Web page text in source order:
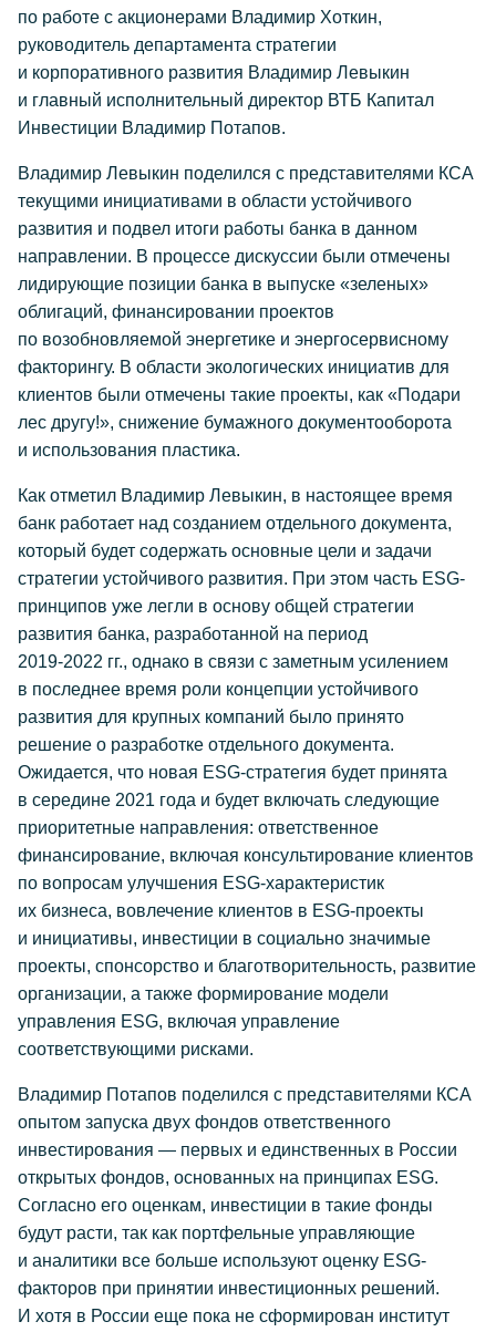
по работе с акционерами Владимир Хоткин,
руководитель департамента стратегии
и корпоративного развития Владимир Левыкин
и главный исполнительный директор ВТБ Капитал
Инвестиции Владимир Потапов.
Владимир Левыкин поделился с представителями КСА
текущими инициативами в области устойчивого
развития и подвел итоги работы банка в данном
направлении. В процессе дискуссии были отмечены
лидирующие позиции банка в выпуске «зеленых»
облигаций, финансировании проектов
по возобновляемой энергетике и энергосервисному
факторингу. В области экологических инициатив для
клиентов были отмечены такие проекты, как «Подари
лес другу!», снижение бумажного документооборота
и использования пластика.
Как отметил Владимир Левыкин, в настоящее время
банк работает над созданием отдельного документа,
который будет содержать основные цели и задачи
стратегии устойчивого развития. При этом часть ESG-
принципов уже легли в основу общей стратегии
развития банка, разработанной на период
2019-2022 гг., однако в связи с заметным усилением
в последнее время роли концепции устойчивого
развития для крупных компаний было принято
решение о разработке отдельного документа.
Ожидается, что новая ESG-стратегия будет принята
в середине 2021 года и будет включать следующие
приоритетные направления: ответственное
финансирование, включая консультирование клиентов
по вопросам улучшения ESG-характеристик
их бизнеса, вовлечение клиентов в ESG-проекты
и инициативы, инвестиции в социально значимые
проекты, спонсорство и благотворительность, развитие
организации, а также формирование модели
управления ESG, включая управление
соответствующими рисками.
Владимир Потапов поделился с представителями КСА
опытом запуска двух фондов ответственного
инвестирования — первых и единственных в России
открытых фондов, основанных на принципах ESG.
Согласно его оценкам, инвестиции в такие фонды
будут расти, так как портфельные управляющие
и аналитики все больше используют оценку ESG-
факторов при принятии инвестиционных решений.
И хотя в России еще пока не сформирован институт